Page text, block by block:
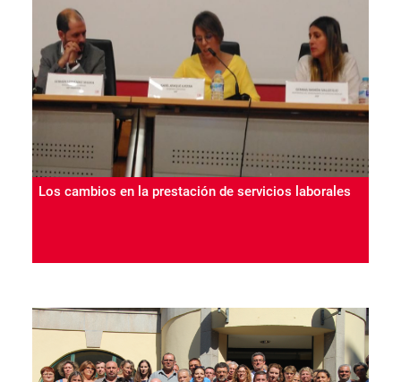
Los cambios en la prestación de servicios laborales